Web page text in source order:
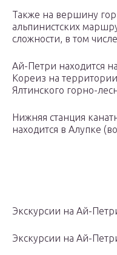
Также на вершину
альпинистских
сложности, в том
Ай-Петри находится
Кореиз на
Ялтинского горно-
Нижняя станция
находится в Алупке
Экскурсии на Ай-
Экскурсии на Ай-